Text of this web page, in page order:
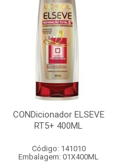
CONDicionador ELSEVE
RT5+ 400ML
Código: 141010
Embalagem: 01X400ML